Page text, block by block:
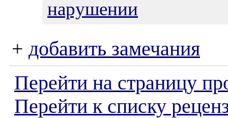
нарушении
+ добавить замечания
Перейти на страницу
Перейти к списку